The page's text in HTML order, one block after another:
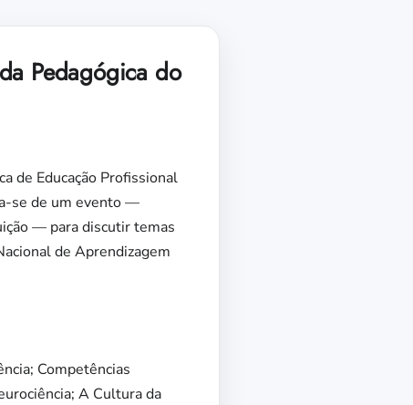
Pedagógica do
de Educação Profissional
se de um evento —
— para discutir temas
de Aprendizagem
Competências
A Cultura da